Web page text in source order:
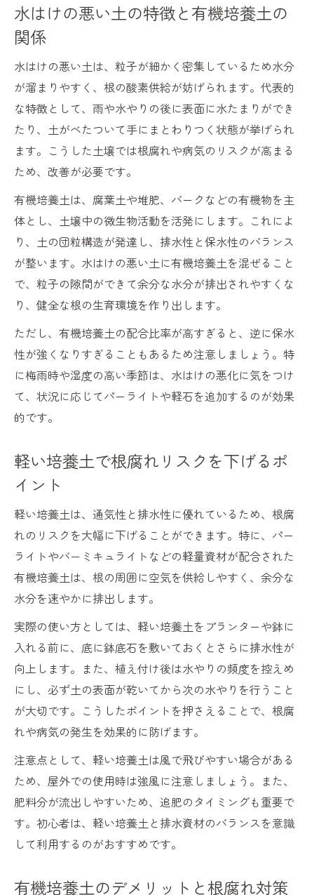
水はけの悪い土の特徴と有機培養土の
関係
水はけの悪い土は、粒子が細かく密集しているため水分
が溜まりやすく、根の酸素供給が妨げられます。代表的
な特徴として、雨や水やりの後に表面に水たまりができ
たり、土がべたついて手にまとわりつく状態が挙げられ
ます。こうした土壌では根腐れや病気のリスクが高まる
ため、改善が必要です。
有機培養土は、腐葉土や堆肥、バークなどの有機物を主
体とし、土壌中の微生物活動を活発にします。これによ
り、土の団粒構造が発達し、排水性と保水性のバランス
が整います。水はけの悪い土に有機培養土を混ぜること
で、粒子の隙間ができて余分な水分が排出されやすくな
り、健全な根の生育環境を作り出します。
ただし、有機培養土の配合比率が高すぎると、逆に保水
性が強くなりすぎることもあるため注意しましょう。特
に梅雨時や湿度の高い季節は、水はけの悪化に気をつけ
て、状況に応じてパーライトや軽石を追加するのが効果
的です。
軽い培養土で根腐れリスクを下げるポ
イント
軽い培養土は、通気性と排水性に優れているため、根腐
れのリスクを大幅に下げることができます。特に、パー
ライトやバーミキュライトなどの軽量資材が配合された
有機培養土は、根の周囲に空気を供給しやすく、余分な
水分を速やかに排出します。
実際の使い方としては、軽い培養土をプランターや鉢に
入れる前に、底に鉢底石を敷いておくとさらに排水性が
向上します。また、植え付け後は水やりの頻度を控えめ
にし、必ず土の表面が乾いてから次の水やりを行うこと
が大切です。こうしたポイントを押さえることで、根腐
れや病気の発生を効果的に防げます。
注意点として、軽い培養土は風で飛びやすい場合がある
ため、屋外での使用時は強風に注意しましょう。また、
肥料分が流出しやすいため、追肥のタイミングも重要で
す。初心者は、軽い培養土と排水資材のバランスを意識
して利用するのがおすすめです。
有機培養土のデメリットと根腐れ対策